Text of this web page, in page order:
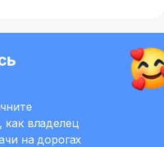
как владелец
на дорогах